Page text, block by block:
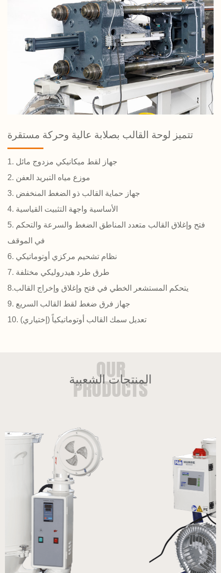
تتميز لوحة القالب بصلابة عالية وحركة مستقرة
1. جهاز لقط ميكانيكي مزدوج مائل
2. موزع مياه التبريد العفن
3. جهاز حماية القالب ذو الضغط المنخفض
4. الأساسية واجهة التثبيت القياسية
5. فتح وإغلاق القالب متعدد المناطق الضغط والسرعة والتحكم
في الموقف
6. نظام تشحيم مركزي أوتوماتيكي
7. طرق طرد هيدروليكي مختلفة
8.يتحكم المستشعر الخطي في فتح وإغلاق وإخراج القالب
9. جهاز فرق ضغط لقط القالب السريع
10. تعديل سمك القالب أوتوماتيكياً (إختياري)
المنتجات الشعبية